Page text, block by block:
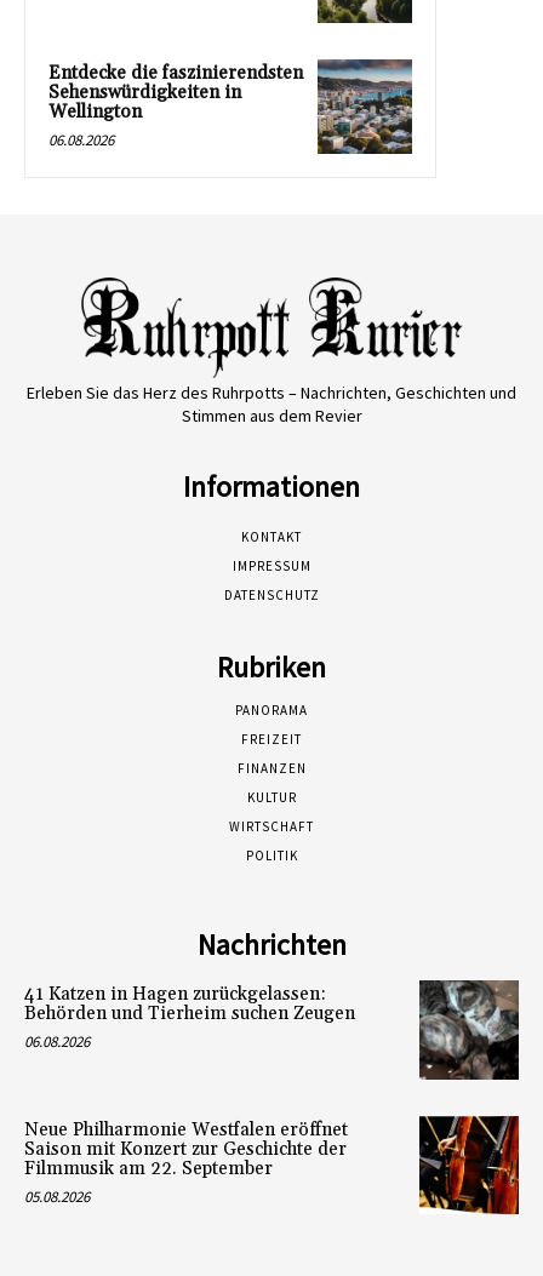
Entdecke die faszinierendsten
Sehenswürdigkeiten in
Wellington
06.08.2026
Erleben Sie das Herz des Ruhrpotts – Nachrichten, Geschichten und
Stimmen aus dem Revier
Informationen
KONTAKT
IMPRESSUM
DATENSCHUTZ
Rubriken
PANORAMA
FREIZEIT
FINANZEN
KULTUR
WIRTSCHAFT
POLITIK
Nachrichten
41 Katzen in Hagen zurückgelassen:
Behörden und Tierheim suchen Zeugen
06.08.2026
Neue Philharmonie Westfalen eröffnet
Saison mit Konzert zur Geschichte der
Filmmusik am 22. September
05.08.2026